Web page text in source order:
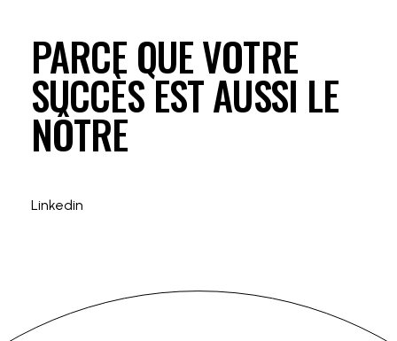
PARCE QUE VOTRE
SUCCÈS EST AUSSI LE
NÔTRE
Linkedin